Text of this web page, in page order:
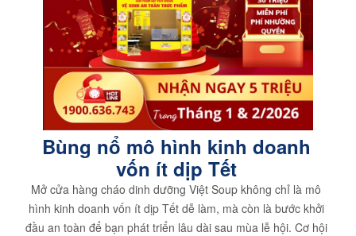
Bùng nổ mô hình kinh doanh
vốn ít dịp Tết
Mở cửa hàng cháo dinh dưỡng Việt Soup không chỉ là mô
hình kinh doanh vốn ít dịp Tết dễ làm, mà còn là bước khởi
đầu an toàn để bạn phát triển lâu dài sau mùa lễ hội. Cơ hội